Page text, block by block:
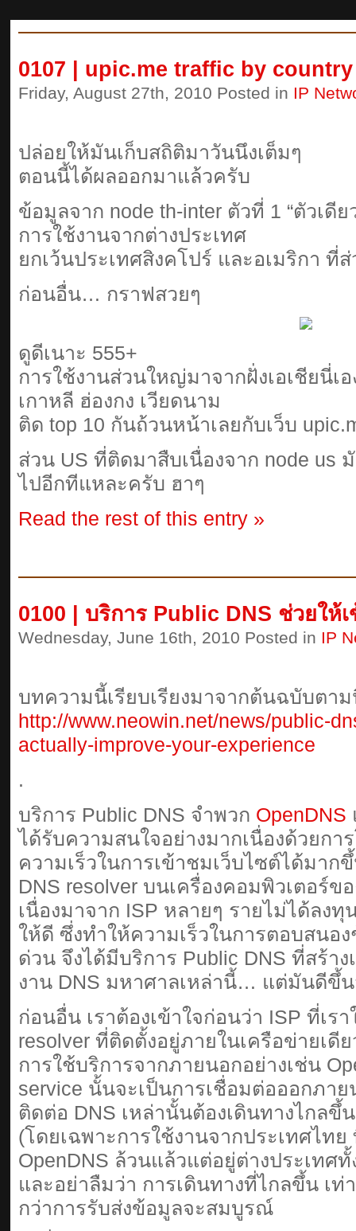
0107 | upic.me traffic by country
Friday, August 27th, 2010 Posted in IP
ปล่อยให้มันเก็บสถิติมาวันนึงเต็มๆ
ตอนนี้ได้ผลออกมาแล้วครับ
ข้อมูลจาก node th-inter ตัวที่ 1 “ตัวเดี
การใช้งานจากต่างประเทศ
ยกเว้นประเทศสิงคโปร์ และอเมริกา ที่
ก่อนอื่น… กราฟสวยๆ
ดูดีเนาะ 555+
การใช้งานส่วนใหญ่มาจากฝั่งเอเชียนี่
เกาหลี ฮ่องกง เวียดนาม
ติด top 10 กันถ้วนหน้าเลยกับเว็บ
ส่วน US ที่ติดมาสืบเนื่องจาก node us
ไปอีกทีแหละครับ ฮาๆ
Read the rest of this entry »
0100 | บริการ Public DNS ช่วยให้
Wednesday, June 16th, 2010 Posted in IP
บทความนี้เรียบเรียงมาจากต้นฉบับตา
http://www.neowin.net/news/public-
actually-improve-your-experience
.
บริการ Public DNS จำพวก OpenDNS
ได้รับความสนใจอย่างมากเนื่องด้วยก
ความเร็วในการเข้าชมเว็บไซต์ได้มาก
DNS resolver บนเครื่องคอมพิวเตอร์
เนื่องมาจาก ISP หลายๆ รายไม่ได้ลงทุ
ให้ดี ซึ่งทำให้ความเร็วในการตอบสนอง
ด่วน จึงได้มีบริการ Public DNS ที่สร้า
งาน DNS มหาศาลเหล่านี้… แต่มันดีขึ้น
ก่อนอื่น เราต้องเข้าใจก่อนว่า ISP ที่เร
resolver ที่ติดตั้งอยู่ภายในเครือข่ายเดี
การใช้บริการจากภายนอกอย่างเช่น
service นั้นจะเป็นการเชื่อมต่อออกภา
ติดต่อ DNS เหล่านั้นต้องเดินทางไกลขึ้
(โดยเฉพาะการใช้งานจากประเทศไท
OpenDNS ล้วนแล้วแต่อยู่ต่างประเทศ
และอย่าลืมว่า การเดินทางที่ไกลขึ้น เท่
กว่าการรับส่งข้อมูลจะสมบูรณ์